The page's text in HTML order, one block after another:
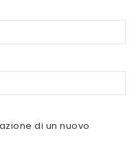
di un nuovo